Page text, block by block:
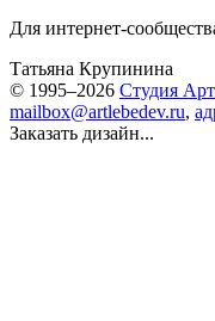
Для интернет-
Татьяна Крупинина
© 1995–2026 Студия
mailbox@artlebedev.ru,
Заказать дизайн...